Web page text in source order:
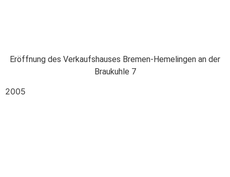
Eröffnung des Verkaufshauses Bremen-Hemelingen an der
Braukuhle 7
2005